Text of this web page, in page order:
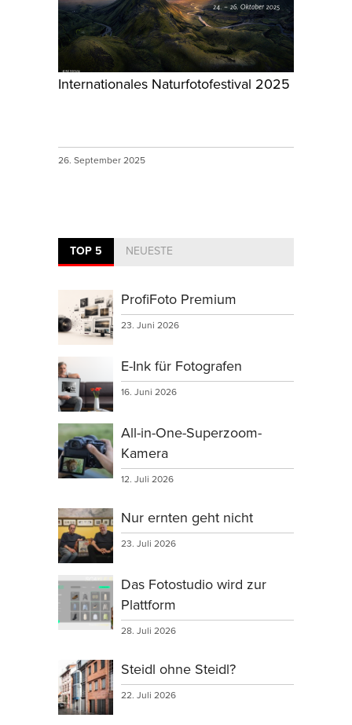
Internationales Naturfotofestival 2025
26. September 2025
TOP 5 NEUESTE
ProfiFoto Premium
23. Juni 2026
E-Ink für Fotografen
16. Juni 2026
All-in-One-Superzoom-
Kamera
12. Juli 2026
Nur ernten geht nicht
23. Juli 2026
Das Fotostudio wird zur
Plattform
28. Juli 2026
Steidl ohne Steidl?
22. Juli 2026